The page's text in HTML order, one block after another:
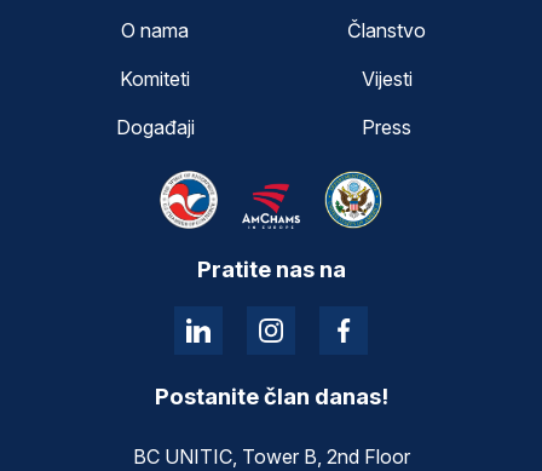
O nama
Članstvo
Komiteti
Vijesti
Događaji
Press
Pratite nas na
Postanite član danas!
BC UNITIC, Tower B, 2nd Floor